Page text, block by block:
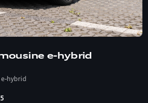
e-hybrid
hybrid